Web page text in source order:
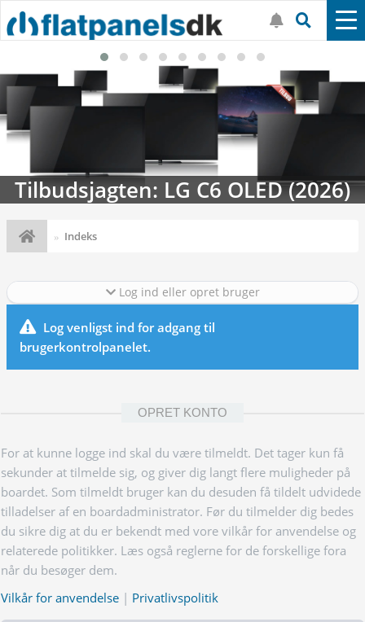
Tilbudsjagten: LG C6 OLED (2026)
Indeks
Log ind eller opret bruger
Log venligst ind for adgang til
brugerkontrolpanelet.
OPRET KONTO
For at kunne logge ind skal du være tilmeldt. Det tager kun få
sekunder at tilmelde sig, og giver dig langt flere muligheder på
boardet. Som tilmeldt bruger kan du desuden få tildelt udvidede
tilladelser af en boardadministrator. Før du tilmelder dig bedes
du sikre dig at du er bekendt med vore vilkår for anvendelse og
relaterede politikker. Læs også reglerne for de forskellige fora
når du besøger dem.
Vilkår for anvendelse | Privatlivspolitik